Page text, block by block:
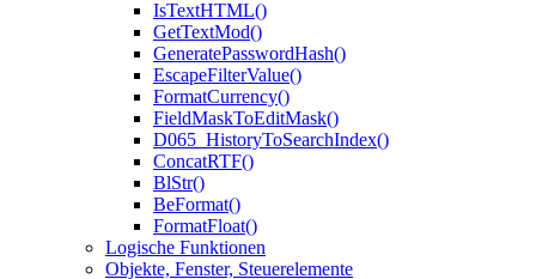
IsTextHTML()
GetTextMod()
GeneratePasswordHash()
EscapeFilterValue()
FormatCurrency()
FieldMaskToEditMask()
D065_HistoryToSearchIndex()
ConcatRTF()
BlStr()
BeFormat()
FormatFloat()
Logische Funktionen
Objekte, Fenster, Steuerelemente